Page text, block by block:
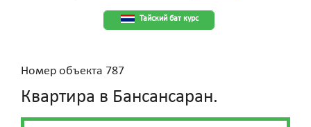
Тайский бат курс
Номер объекта 787
Квартира в Бансансаран.